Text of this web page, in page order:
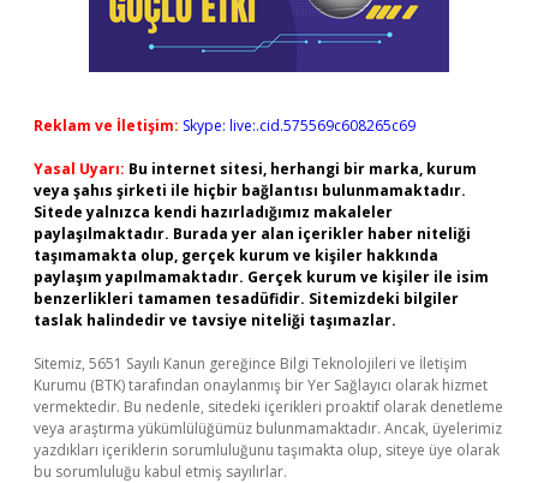
Reklam ve İletişim: Skype: live:.cid.575569c608265c69
Yasal Uyarı: Bu internet sitesi, herhangi bir marka, kurum
veya şahıs şirketi ile hiçbir bağlantısı bulunmamaktadır.
Sitede yalnızca kendi hazırladığımız makaleler
paylaşılmaktadır. Burada yer alan içerikler haber niteliği
taşımamakta olup, gerçek kurum ve kişiler hakkında
paylaşım yapılmamaktadır. Gerçek kurum ve kişiler ile isim
benzerlikleri tamamen tesadüfidir. Sitemizdeki bilgiler
taslak halindedir ve tavsiye niteliği taşımazlar.
Sitemiz, 5651 Sayılı Kanun gereğince Bilgi Teknolojileri ve İletişim
Kurumu (BTK) tarafından onaylanmış bir Yer Sağlayıcı olarak hizmet
vermektedir. Bu nedenle, sitedeki içerikleri proaktif olarak denetleme
veya araştırma yükümlülüğümüz bulunmamaktadır. Ancak, üyelerimiz
yazdıkları içeriklerin sorumluluğunu taşımakta olup, siteye üye olarak
bu sorumluluğu kabul etmiş sayılırlar.